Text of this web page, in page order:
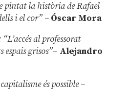
pintat la història de Rafael
i el cor” –Óscar Mora
al professorat
grisos”– Alejandro
és possible –